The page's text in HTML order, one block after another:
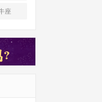
座